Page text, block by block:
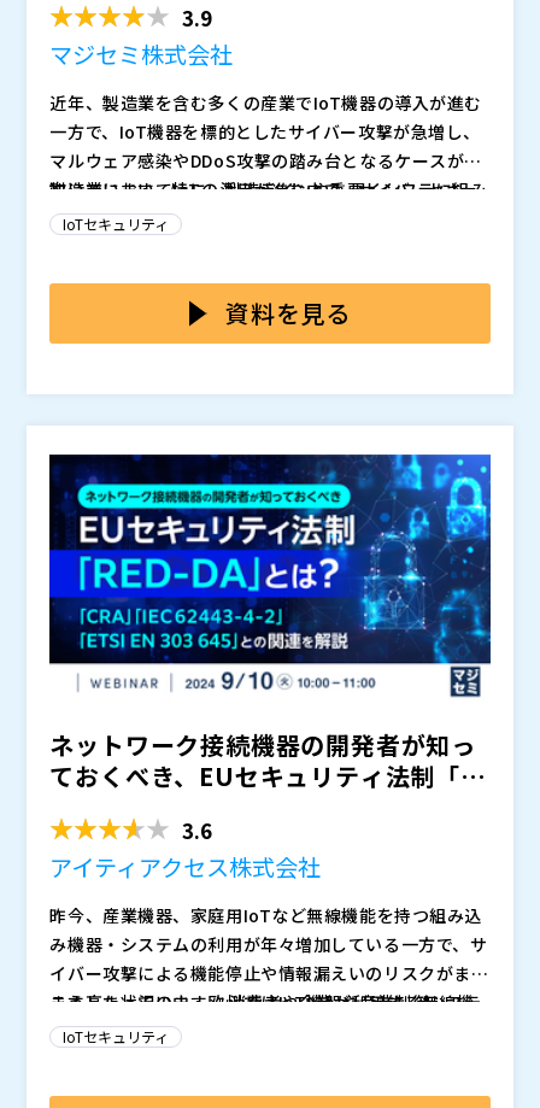
ムとなっております。
安がある ・閉域網について知りたい ・閉域網を使った
具体的な事例について知りたい
ミーク株式会社（）
株式会社オープンソース活用研究所（） マジセミ株式
会社（）
※共催、協賛、協力、講演企業は将来的に追加、削除さ
れる可能性があります。
3.9
マジセミ株式会社
近年、製造業を含む多くの産業でIoT機器の導入が進む
一方で、IoT機器を標的としたサイバー攻撃が急増し、
マルウェア感染やDDoS攻撃の踏み台となるケースが相
次いでいます。特に、製造ラインや重要インフラに組み
込まれたIoTデバイスがハッキングされると、稼働停止
ワード管理」や「ソフトウェアのアップデートの未適
用」といった脆弱性が放置されがちです。このような状
また、近年はサプライチェーン攻撃のリスクも無視でき
ません。IoT機器の製造・供給段階で生じた脆弱性が企
業全体のネットワークに波及し、情報漏えいや業務妨害
につながる可能性があります。IoT機器の脆弱性を放置
すれば、企業の競争力低下だけでなく、重大なセキュリ
ティインシデントの引き金になり得ることを認識する必
要があります。
製造業においてIoTの活用が進む中で、サイバーセキュ
リティ対策の強化はもはや避けられません。 例えば、
課題となっています。特にEU（欧州連合）における
「サイバーレジリエンス法（CRA）」の施行など、各種
れます。これにより製品開発の段階からセキュリティ要
件を満たすことが必須となり、従来の対応では市場競争
力を維持することが難しくなります。 今後、国際規格
への準拠は、企業の市場競争力を左右する要素となり得
ます。そのため、法規制対応の強化が不可欠です。しか
し、各種法が定めた規制要件を網羅するには、デバイス
のセキュリティ設計、認証・アクセス制御の強化、ソフ
トウェア更新やパッチ適用の仕組み構築など、多岐にわ
たる対策が必要です。
上では、幾つかの解決しなければならない課題も存在し
ます。 例えば、IoT機器にはウイルススキャン、ファイ
ュリティ対策を適用しにくいのが現状です。さらに「デ
バイス管理の複雑化」や「脆弱性管理・パッチ適用の手
動対応」「監視・検知の可視化不足」「人材不足による
運用コスト増大」など、セキュリティ強化に向けた運用
課題も考えられます。 そのため、製品設計・開発段階
からセキュリティ品質を確保し、適切なテスト・検証プ
ロセスを確立することが求められます。
確保を図るには、どうすればよいのでしょうか。 本セ
ミナーは、主に海外向けIoT機器の設計・開発部門、品
質保証部門の担当者の方を対象に開催いたします。IoT
セキュリティ対策が必要とされる背景やCRA法などIoT
製品のサイバーセキュリティに関する各種法規制の最新
動向、国内での主な取り組みなどを解説し、各規格や制
度要件への対応方法などをご説明します。 また、IoT製
品におけるセキュリティ対策の課題を解決する具体的な
ソリューションとして、IoT製品向けを中心とした脆弱
性診断サービスをご紹介します。 「IoT製品に関する法
規制にどう対応すればよいか分からない」「IoT製品に
悩みの方は、ぜひご参加ください。
マジセミ株式会社（）
株式会社クレスコ（）
株式会社セキュアイノベーション（）
株式会社オープンソース活用研究所（）
マジセミ株式会社（）
※共催、協賛、協力、講演企業は将来的に追加、削除さ
れる可能性があります。
IoTセキュリティ
資料を見る
ネットワーク接続機器の開発者が知っ
ておくべき、EUセキュリティ法制「R
3.6
アイティアクセス株式会社
昨今、産業機器、家庭用IoTなど無線機能を持つ組み込
み機器・システムの利用が年々増加している一方で、サ
イバー攻撃による機能停止や情報漏えいのリスクがます
ます高まっています。 消費者や企業が利用する無線機
器をより安全に利用するためには、従来の機能安全への
こうした状況の中、欧州ではIoT機器や産業制御システ
ムを含む無線機器に「RED（Radio Equipment Direct
IoTセキュリティ